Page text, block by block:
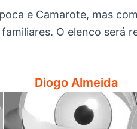
e Camarote, mas
O elenco será
Diogo Almeida